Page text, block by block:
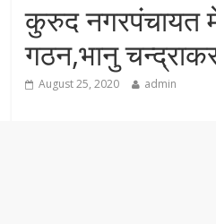
कुरुद नगरपंचायत
गठन,भानु
August 25, 2020 admin